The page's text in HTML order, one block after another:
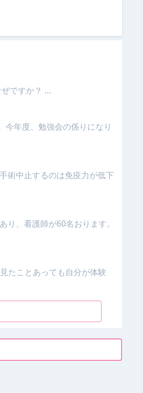
ですか？ …
今年度、勉強会の係りになり
術中止するのは免疫力が低下
、看護師が60名おります。
たことあっても自分が体験